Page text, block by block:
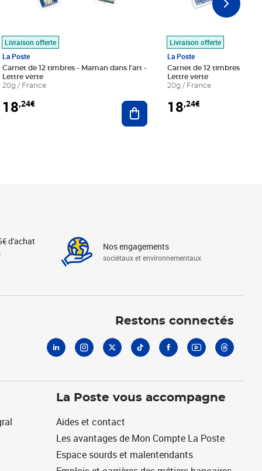
au panier
Livraison offerte
La Poste
Carnet de 12 timbres - Maman dans l'art -
Lettre verte
20g / France
18,24€ Ajouter au panier
Livraison offerte
La Poste
Carnet de 12 timbres - Le
Lettre verte
20g / France
18,24€
d'achat Nos engagements
sociétaux et environnementaux
Restons connectés
La Poste vous accompagne
Aides et contact
Les avantages de Mon Compte La Poste
Espace sourds et malentendants